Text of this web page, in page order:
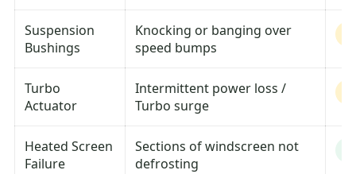
Suspension
Bushings
Knocking or banging over
speed bumps
Turbo
Actuator
Intermittent power loss /
Turbo surge
Heated Screen
Failure
Sections of windscreen not
defrosting